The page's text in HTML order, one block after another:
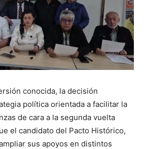
conocida, la decisión
política orientada a facilitar la
de cara a la segunda vuelta
el candidato del Pacto Histórico,
sus apoyos en distintos